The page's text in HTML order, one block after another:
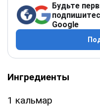
Будьте
Google
Ингредиенты
1 кальмар